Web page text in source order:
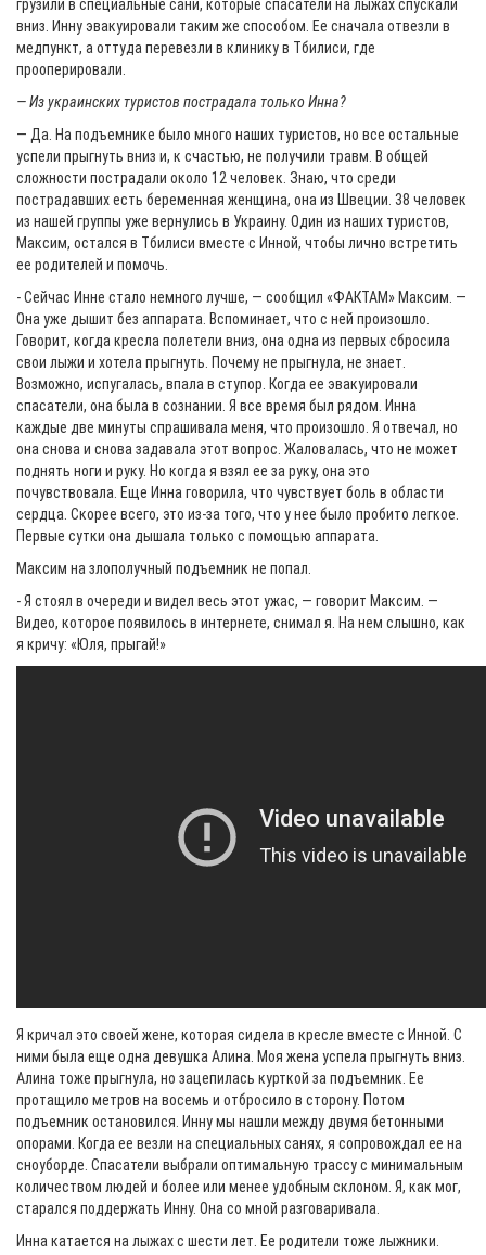
грузили в специальные сани, которые спасатели на лыжах спускали
вниз. Инну эвакуировали таким же способом. Ее сначала отвезли в
медпункт, а оттуда перевезли в клинику в Тбилиси, где
прооперировали.
— Из украинских туристов пострадала только Инна?
— Да. На подъемнике было много наших туристов, но все остальные
успели прыгнуть вниз и, к счастью, не получили травм. В общей
сложности пострадали около 12 человек. Знаю, что среди
пострадавших есть беременная женщина, она из Швеции. 38 человек
из нашей группы уже вернулись в Украину. Один из наших туристов,
Максим, остался в Тбилиси вместе с Инной, чтобы лично встретить
ее родителей и помочь.
- Сейчас Инне стало немного лучше, — сообщил «ФАКТАМ» Максим. —
Она уже дышит без аппарата. Вспоминает, что с ней произошло.
Говорит, когда кресла полетели вниз, она одна из первых сбросила
свои лыжи и хотела прыгнуть. Почему не прыгнула, не знает.
Возможно, испугалась, впала в ступор. Когда ее эвакуировали
спасатели, она была в сознании. Я все время был рядом. Инна
каждые две минуты спрашивала меня, что произошло. Я отвечал, но
она снова и снова задавала этот вопрос. Жаловалась, что не может
поднять ноги и руку. Но когда я взял ее за руку, она это
почувствовала. Еще Инна говорила, что чувствует боль в области
сердца. Скорее всего, это из-за того, что у нее было пробито легкое.
Первые сутки она дышала только с помощью аппарата.
Максим на злополучный подъемник не попал.
- Я стоял в очереди и видел весь этот ужас, — говорит Максим. —
Видео, которое появилось в интернете, снимал я. На нем слышно, как
я кричу: «Юля, прыгай!»
Я кричал это своей жене, которая сидела в кресле вместе с Инной. С
ними была еще одна девушка Алина. Моя жена успела прыгнуть вниз.
Алина тоже прыгнула, но зацепилась курткой за подъемник. Ее
протащило метров на восемь и отбросило в сторону. Потом
подъемник остановился. Инну мы нашли между двумя бетонными
опорами. Когда ее везли на специальных санях, я сопровождал ее на
сноуборде. Спасатели выбрали оптимальную трассу с минимальным
количеством людей и более или менее удобным склоном. Я, как мог,
старался поддержать Инну. Она со мной разговаривала.
Инна катается на лыжах с шести лет. Ее родители тоже лыжники.